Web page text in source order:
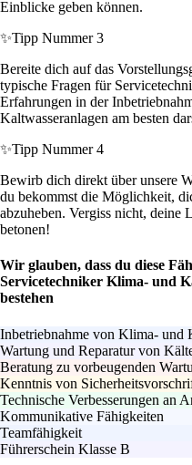
Einblicke geben können.
✨Tipp Nummer 3
Bereite dich auf das
typische Fragen für
Erfahrungen in der
Kaltwasseranlagen am besten
✨Tipp Nummer 4
Bewirb dich direkt über unsere
du bekommst die Möglichkeit,
abzuheben. Vergiss nicht, deine
betonen!
Wir glauben, dass du diese
Servicetechniker Klima- und
bestehen
Inbetriebnahme von Klima- und
Wartung und Reparatur von
Beratung zu vorbeugenden
Kenntnis von
Technische Verbesserungen an
Kommunikative Fähigkeiten
Teamfähigkeit
Führerschein Klasse B